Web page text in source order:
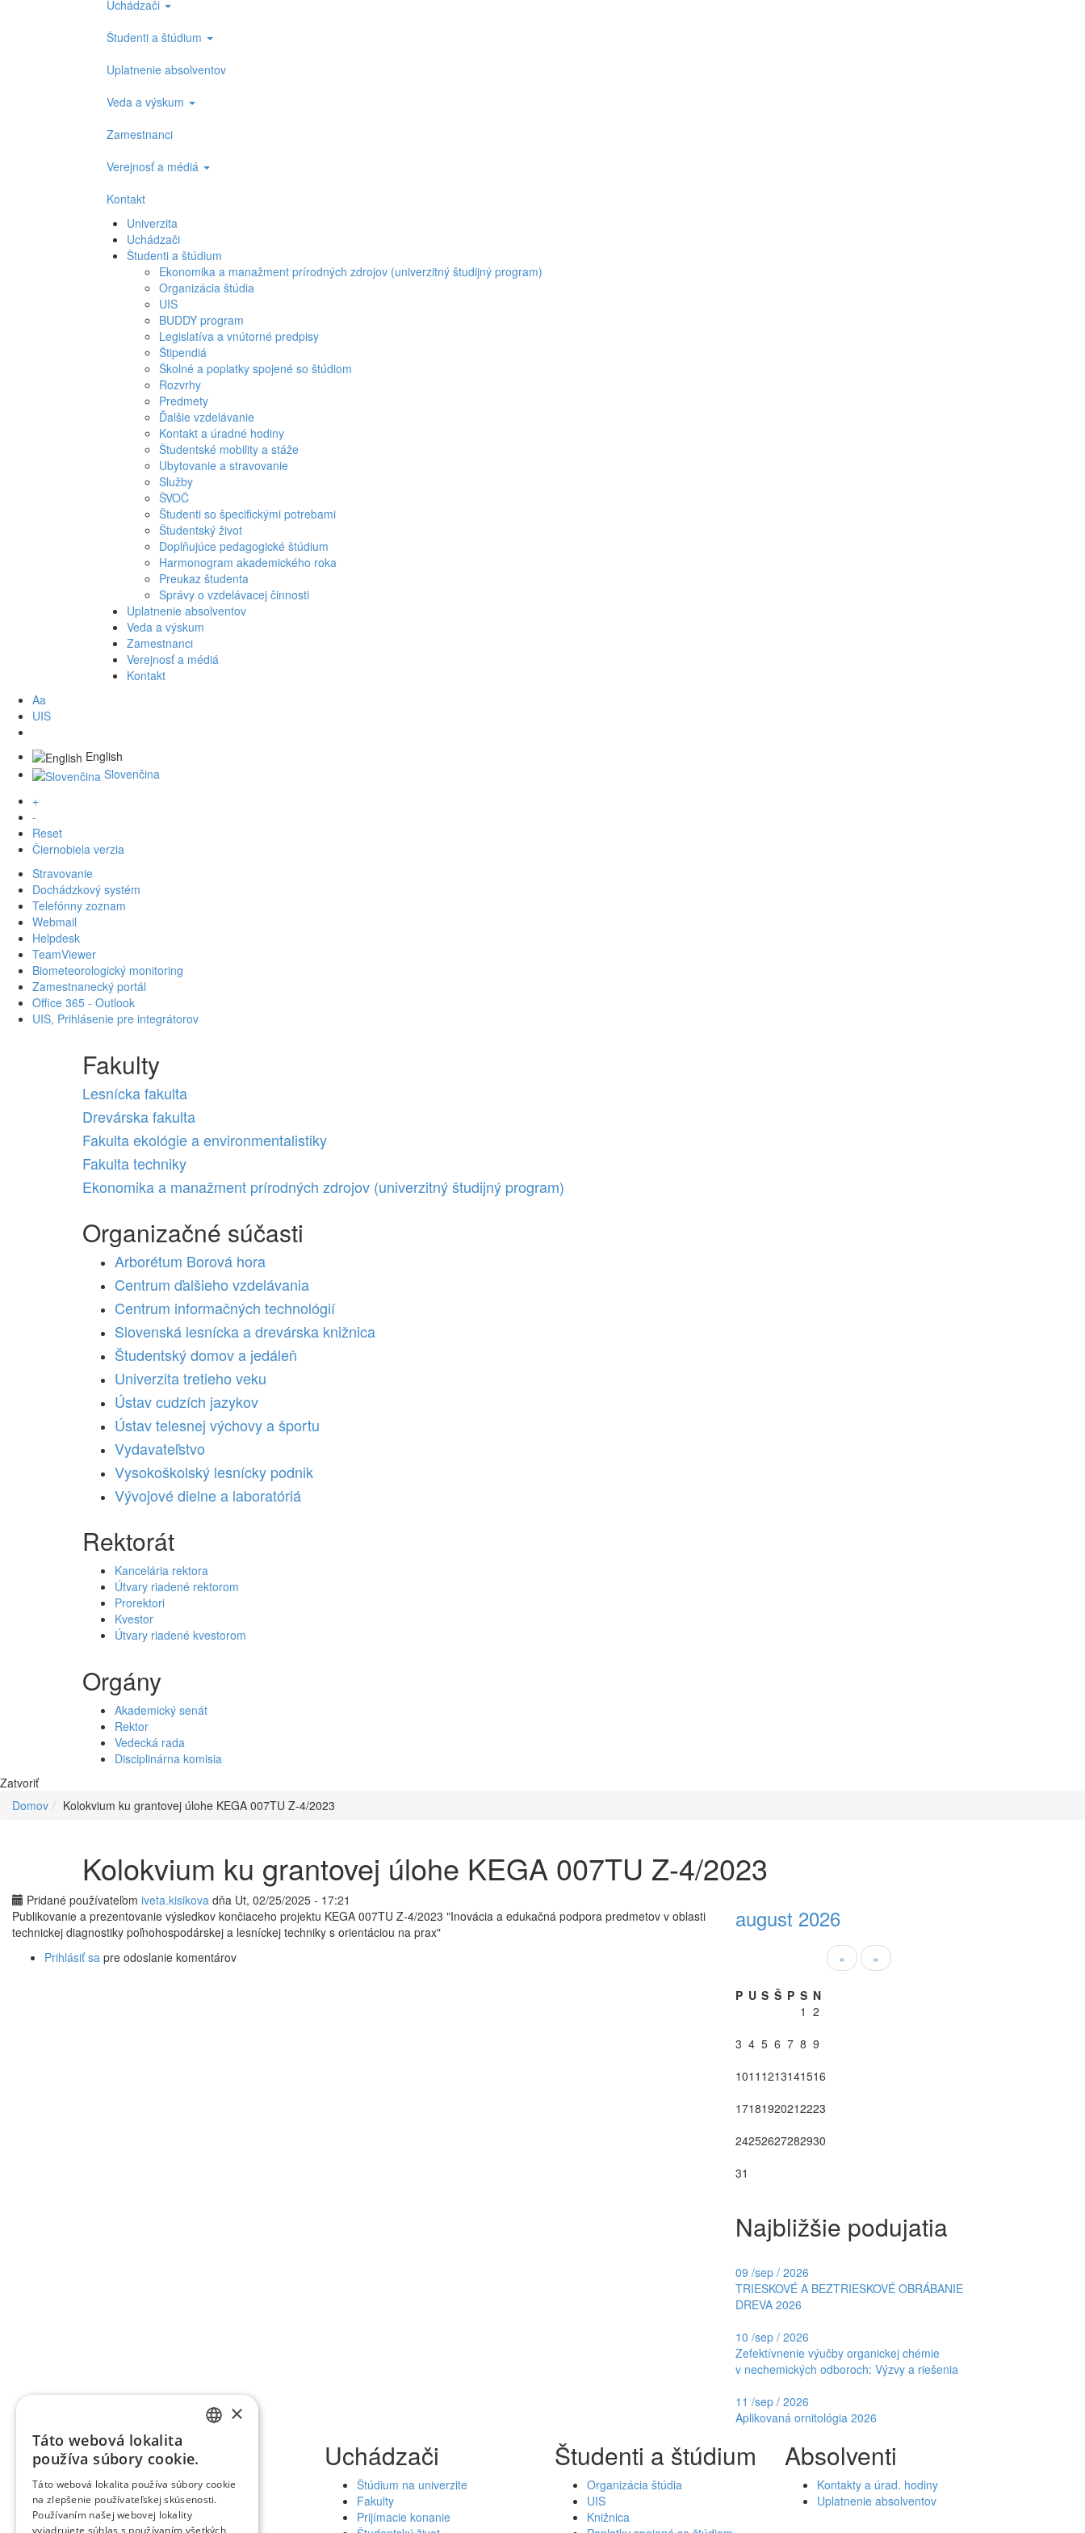
Uchádzači
Študenti a štúdium
Uplatnenie absolventov
Veda a výskum
Zamestnanci
Verejnosť a médiá
Kontakt
Univerzita
Uchádzači
Študenti a štúdium
Ekonomika a manažment prírodných zdrojov (univerzitný študijný program)
Organizácia štúdia
UIS
BUDDY program
Legislatíva a vnútorné predpisy
Štipendiá
Školné a poplatky spojené so štúdiom
Rozvrhy
Predmety
Ďalšie vzdelávanie
Kontakt a úradné hodiny
Študentské mobility a stáže
Ubytovanie a stravovanie
Služby
ŠVOČ
Študenti so špecifickými potrebami
Študentský život
Doplňujúce pedagogické štúdium
Harmonogram akademického roka
Preukaz študenta
Správy o vzdelávacej činnosti
Uplatnenie absolventov
Veda a výskum
Zamestnanci
Verejnosť a médiá
Kontakt
Aa
UIS
English
Slovenčina
+
-
Reset
Čiernobiela verzia
Stravovanie
Dochádzkový systém
Telefónny zoznam
Webmail
Helpdesk
TeamViewer
Biometeorologický monitoring
Zamestnanecký portál
Office 365 - Outlook
UIS, Prihlásenie pre integrátorov
Fakulty
Lesnícka fakulta
Drevárska fakulta
Fakulta ekológie a environmentalistiky
Fakulta techniky
Ekonomika a manažment prírodných zdrojov (univerzitný študijný program)
Organizačné súčasti
Arborétum Borová hora
Centrum ďalšieho vzdelávania
Centrum informačných technológií
Slovenská lesnícka a drevárska knižnica
Študentský domov a jedáleň
Univerzita tretieho veku
Ústav cudzích jazykov
Ústav telesnej výchovy a športu
Vydavateľstvo
Vysokoškolský lesnícky podnik
Vývojové dielne a laboratóriá
Rektorát
Kancelária rektora
Útvary riadené rektorom
Prorektori
Kvestor
Útvary riadené kvestorom
Orgány
Akademický senát
Rektor
Vedecká rada
Disciplinárna komisia
Zatvoriť
Domov
Kolokvium ku grantovej úlohe KEGA 007TU Z-4/2023
Kolokvium ku grantovej úlohe KEGA 007TU Z-4/2023
Pridané používateľom iveta.kisikova dňa Ut, 02/25/2025 - 17:21
Publikovanie a prezentovanie výsledkov končiaceho projektu KEGA 007TU Z-4/2023 "Inovácia a edukačná podpora predmetov v oblasti
technickej diagnostiky poľnohospodárskej a lesníckej techniky s orientáciou na prax"
Prihlásiť sa pre odoslanie komentárov
august 2026
« »
P U S Š P S N
1 2
3 4 5 6 7 8 9
1011 1213141516
17181920212223
24252627282930
31
Najbližšie podujatia
09 /sep / 2026
TRIESKOVÉ A BEZTRIESKOVÉ OBRÁBANIE
DREVA 2026
10 /sep / 2026
Zefektívnenie výučby organickej chémie
v nechemických odboroch: Výzvy a riešenia
11 /sep / 2026
Aplikovaná ornitológia 2026
T. G. Masaryka 24
960 01 Zvolen
Slovenská republika
Uchádzači
Štúdium na univerzite
Fakulty
Prijímacie konanie
Študenti a štúdium
Organizácia štúdia
UIS
Knižnica
Absolventi
Kontakty a úrad. hodiny
Uplatnenie absolventov
×
Táto webová lokalita
používa súbory cookie.
Táto webová lokalita používa súbory cookie
na zlepšenie používateľskej skúsenosti.
Používaním našej webovej lokality
vyjadrujete súhlas s používaním všetkých